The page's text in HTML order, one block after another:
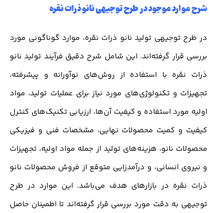
شرح موارد موجود در طرح توجیهی نانو ذرات نقره
در طرح توجیهی تولید نانو ذرات نقره، موارد گوناگونی مورد
بررسی قرار گرفته‌اند. این شامل شرح دقیق فرآیند تولید نانو
ذرات نقره با استفاده از روش‌های نوآورانه و پیشرفته،
تجهیزات و تکنولوژی‌های مورد نیاز برای عملیات تولید، مواد
اولیه مورد استفاده و کیفیت آن‌ها، ارزیابی تکنیک‌های کنترل
کیفیت و کمیت محصولات نهایی، مشخصات فنی و فیزیکی
محصولات نانو، هزینه‌های تولید از جمله مواد اولیه، تجهیزات
و نیروی انسانی، و درآمدزایی متوقع از فروش محصولات نانو
ذرات نقره در بازارهای هدف می‌باشد. این موارد در طرح
توجیهی به دقت مورد بررسی قرار گرفته‌اند تا اطمینان حاصل